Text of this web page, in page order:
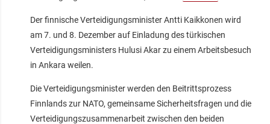
Der finnische Verteidigungsminister Antti Kaikkonen wird
am 7. und 8. Dezember auf Einladung des türkischen
Verteidigungsministers Hulusi Akar zu einem Arbeitsbesuch
in Ankara weilen.
Die Verteidigungsminister werden den Beitrittsprozess
Finnlands zur NATO, gemeinsame Sicherheitsfragen und die
Verteidigungszusammenarbeit zwischen den beiden